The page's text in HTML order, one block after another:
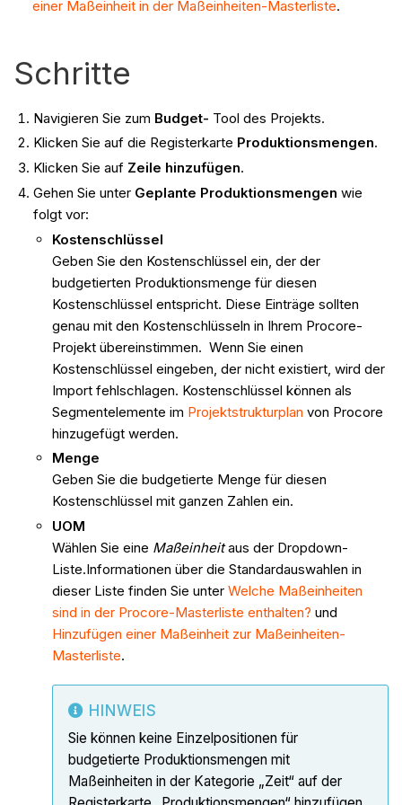
einer Maßeinheit in der Maßeinheiten-Masterliste.
Schritte
Navigieren Sie zum Budget- Tool des Projekts.
Klicken Sie auf die Registerkarte Produktionsmengen.
Klicken Sie auf Zeile hinzufügen.
Gehen Sie unter Geplante Produktionsmengen wie
folgt vor:
Kostenschlüssel
Geben Sie den Kostenschlüssel ein, der der
budgetierten Produktionsmenge für diesen
Kostenschlüssel entspricht. Diese Einträge sollten
genau mit den Kostenschlüsseln in Ihrem Procore-
Projekt übereinstimmen. Wenn Sie einen
Kostenschlüssel eingeben, der nicht existiert, wird der
Import fehlschlagen. Kostenschlüssel können als
Segmentelemente im Projektstrukturplan von Procore
hinzugefügt werden.
Menge
Geben Sie die budgetierte Menge für diesen
Kostenschlüssel mit ganzen Zahlen ein.
UOM
Wählen Sie eine Maßeinheitaus der Dropdown-
Liste.Informationen über die Standardauswahlen in
dieser Liste finden Sie unterWelche Maßeinheiten
sind in der Procore-Masterliste enthalten? und
Hinzufügen einer Maßeinheit zur Maßeinheiten-
Masterliste.
HINWEIS
Sie können keine Einzelpositionen für
budgetierte Produktionsmengen mit
Maßeinheiten in der Kategorie „Zeit“ auf der